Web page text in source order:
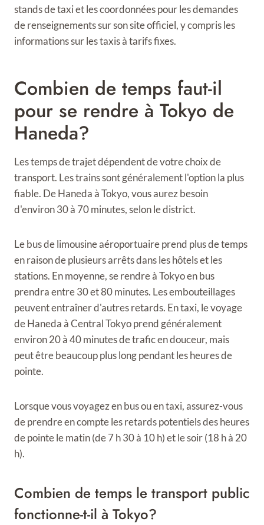
stands de taxi et les coordonnées pour les demandes
de renseignements sur son site officiel, y compris les
informations sur les taxis à tarifs fixes.
Combien de temps faut-il
pour se rendre à Tokyo de
Haneda?
Les temps de trajet dépendent de votre choix de
transport. Les trains sont généralement l'option la plus
fiable. De Haneda à Tokyo, vous aurez besoin
d'environ 30 à 70 minutes, selon le district.
Le bus de limousine aéroportuaire prend plus de temps
en raison de plusieurs arrêts dans les hôtels et les
stations. En moyenne, se rendre à Tokyo en bus
prendra entre 30 et 80 minutes. Les embouteillages
peuvent entraîner d'autres retards. En taxi, le voyage
de Haneda à Central Tokyo prend généralement
environ 20 à 40 minutes de trafic en douceur, mais
peut être beaucoup plus long pendant les heures de
pointe.
Lorsque vous voyagez en bus ou en taxi, assurez-vous
de prendre en compte les retards potentiels des heures
de pointe le matin (de 7 h 30 à 10 h) et le soir (18 h à 20
h).
Combien de temps le transport public
fonctionne-t-il à Tokyo?